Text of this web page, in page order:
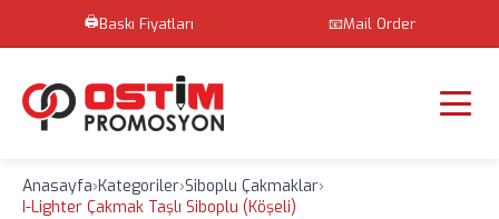
🖨️Baskı Fiyatları 📧Mail Order
Anasayfa›Kategoriler›Siboplu Çakmaklar›
I-Lighter Çakmak Taşlı Siboplu (Köşeli)